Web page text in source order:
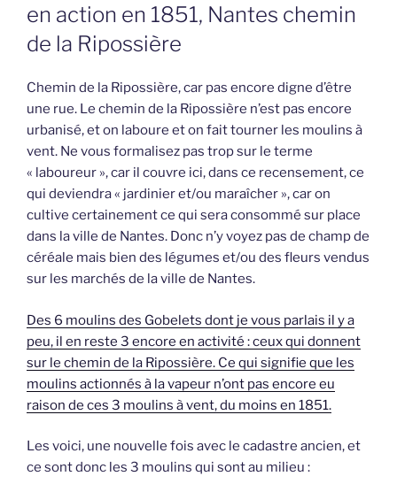
en action en 1851, Nantes chemin
de la Ripossière
Chemin de la Ripossière, car pas encore digne d’être
une rue. Le chemin de la Ripossière n’est pas encore
urbanisé, et on laboure et on fait tourner les moulins à
vent. Ne vous formalisez pas trop sur le terme
« laboureur », car il couvre ici, dans ce recensement, ce
qui deviendra « jardinier et/ou maraîcher », car on
cultive certainement ce qui sera consommé sur place
dans la ville de Nantes. Donc n’y voyez pas de champ de
céréale mais bien des légumes et/ou des fleurs vendus
sur les marchés de la ville de Nantes.
Des 6 moulins des Gobelets dont je vous parlais il y a
peu, il en reste 3 encore en activité : ceux qui donnent
sur le chemin de la Ripossière. Ce qui signifie que les
moulins actionnés à la vapeur n’ont pas encore eu
raison de ces 3 moulins à vent, du moins en 1851.
Les voici, une nouvelle fois avec le cadastre ancien, et
ce sont donc les 3 moulins qui sont au milieu :